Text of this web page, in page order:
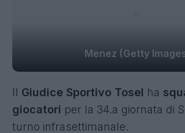
Menez (Getty
Il Giudice Sportivo Tosel ha
giocatori per la 34.a giornata di
turno infrasettimanale.